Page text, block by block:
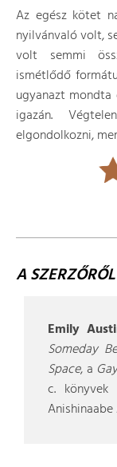
Az egész kötet
nyilvánvaló volt,
volt semmi
ismétlődő
ugyanazt
igazán.
elgondolkozni,
A SZERZŐRŐL
Emily
Someday
Space, a
c. könyvek